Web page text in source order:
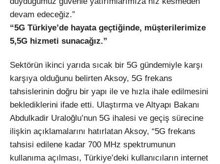
devam edeceğiz.”
“5G Türkiye’de hayata geçtiğinde, müşterilerimize
5,5G hizmeti sunacağız.”
Sektörün ikinci yarıda sıcak bir 5G gündemiyle karşı
karşıya olduğunu belirten Aksoy, 5G frekans
tahsislerinin doğru bir yapı ile ve hızla ihale edilmesini
beklediklerini ifade etti. Ulaştırma ve Altyapı Bakanı
Abdulkadir Uraloğlu’nun 5G ihalesi ve geçiş sürecine
ilişkin açıklamalarını hatırlatan Aksoy, “5G frekans
tahsisi edilene kadar 700 MHz spektrumunun
kullanıma açılması, Türkiye’deki kullanıcıların internet